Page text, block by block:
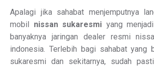
Apalagi jika sahabat menjemputnya
mobil nissan sukaresmi yang
banyaknya jaringan dealer resmi
indonesia. Terlebih bagi sahabat yang
sukaresmi dan sekitarnya, sudah pasti